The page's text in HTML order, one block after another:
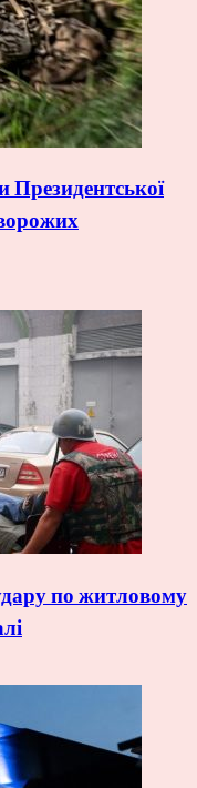
Президентської
по житловому